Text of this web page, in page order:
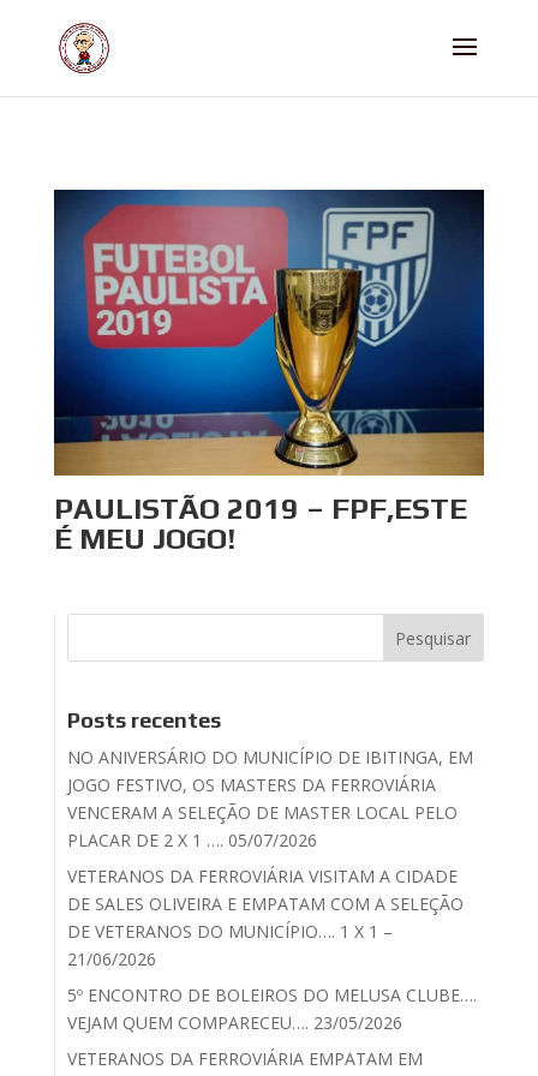
PAULISTÃO 2019 – FPF,ESTE
É MEU JOGO!
Posts recentes
NO ANIVERSÁRIO DO MUNICÍPIO DE IBITINGA, EM
JOGO FESTIVO, OS MASTERS DA FERROVIÁRIA
VENCERAM A SELEÇÃO DE MASTER LOCAL PELO
PLACAR DE 2 X 1 …. 05/07/2026
VETERANOS DA FERROVIÁRIA VISITAM A CIDADE
DE SALES OLIVEIRA E EMPATAM COM A SELEÇÃO
DE VETERANOS DO MUNICÍPIO…. 1 X 1 –
21/06/2026
5º ENCONTRO DE BOLEIROS DO MELUSA CLUBE….
VEJAM QUEM COMPARECEU…. 23/05/2026
VETERANOS DA FERROVIÁRIA EMPATAM EM